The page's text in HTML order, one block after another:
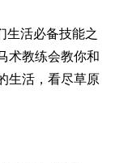
生活必备技能之
术教练会教你和
生活，看尽草原